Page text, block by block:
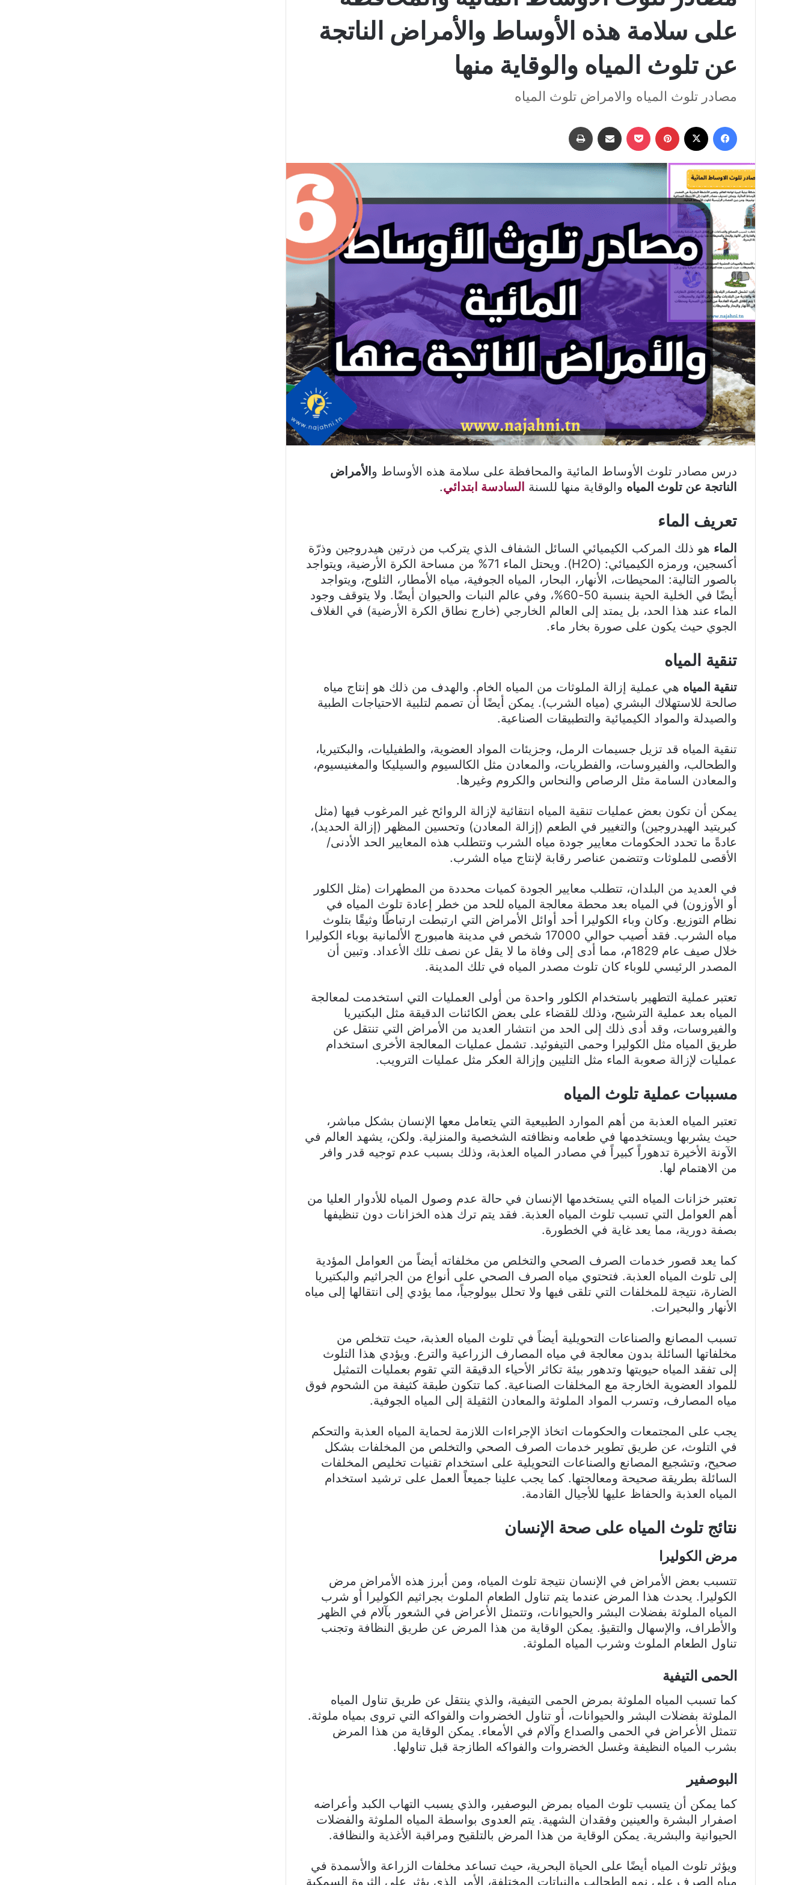
على سلامة هذه الأوساط والأمراض الناتجة
عن تلوث المياه والوقاية منها
مصادر تلوث المياه والامراض تلوث المياه
فيسبوك بينتيريست ‫Pocket مشاركة عبر البريد
درس مصادر تلوث الأوساط المائية والمحافظة على سلامة هذه الأوساط و الأمراض
الناتجة عن تلوث المياه والوقاية منها للسنة السادسة ابتدائي.
تعريف الماء
الماء هو ذلك المركب الكيميائي السائل الشفاف الذي يتركب من ذرتين هيدروجين وذرّة
أكسجين، ورمزه الكيميائي: (H2O). ويحتل الماء 71% من مساحة الكرة الأرضية، ويتواجد
بالصور التالية: المحيطات، الأنهار، البحار، المياه الجوفية، مياه الأمطار، الثلوج، ويتواجد
أيضًا في الخلية الحية بنسبة 50-60%، وفي عالم النبات والحيوان أيضًا. ولا يتوقف وجود
الماء عند هذا الحد، بل يمتد إلى العالم الخارجي (خارج نطاق الكرة الأرضية) في الغلاف
الجوي حيث يكون على صورة بخار ماء.
تنقية المياه
تنقية المياه هي عملية إزالة الملوثات من المياه الخام. والهدف من ذلك هو إنتاج مياه
صالحة للاستهلاك البشري (مياه الشرب). يمكن أيضًا أن تصمم لتلبية الاحتياجات الطبية
والصيدلة والمواد الكيميائية والتطبيقات الصناعية.
تنقية المياه قد تزيل جسيمات الرمل، وجزيئات المواد العضوية، والطفيليات، والبكتيريا،
والطحالب، والفيروسات، والفطريات، والمعادن مثل الكالسيوم والسيليكا والمغنيسيوم،
والمعادن السامة مثل الرصاص والنحاس والكروم وغيرها.
يمكن أن تكون بعض عمليات تنقية المياه انتقائية لإزالة الروائح غير المرغوب فيها (مثل
كبريتيد الهيدروجين) والتغيير في الطعم (إزالة المعادن) وتحسين المظهر (إزالة الحديد)،
عادةً ما تحدد الحكومات معايير جودة مياه الشرب وتتطلب هذه المعايير الحد الأدنى/
الأقصى للملوثات وتتضمن عناصر رقابة لإنتاج مياه الشرب.
في العديد من البلدان، تتطلب معايير الجودة كميات محددة من المطهرات (مثل الكلور
أو الأوزون) في المياه بعد محطة معالجة المياه للحد من خطر إعادة تلوث المياه في
نظام التوزيع. وكان وباء الكوليرا أحد أوائل الأمراض التي ارتبطت ارتباطًا وثيقًا بتلوث
مياه الشرب. فقد أصيب حوالي 17000 شخص في مدينة هامبورج الألمانية بوباء الكوليرا
خلال صيف عام 1829م، مما أدى إلى وفاة ما لا يقل عن نصف تلك الأعداد. وتبين أن
المصدر الرئيسي للوباء كان تلوث مصدر المياه في تلك المدينة.
تعتبر عملية التطهير باستخدام الكلور واحدة من أولى العمليات التي استخدمت لمعالجة
المياه بعد عملية الترشيح، وذلك للقضاء على بعض الكائنات الدقيقة مثل البكتيريا
والفيروسات، وقد أدى ذلك إلى الحد من انتشار العديد من الأمراض التي تنتقل عن
طريق المياه مثل الكوليرا وحمى التيفوئيد. تشمل عمليات المعالجة الأخرى استخدام
عمليات لإزالة صعوبة الماء مثل التليين وإزالة العكر مثل عمليات الترويب.
مسببات عملية تلوث المياه
تعتبر المياه العذبة من أهم الموارد الطبيعية التي يتعامل معها الإنسان بشكل مباشر،
حيث يشربها ويستخدمها في طعامه ونظافته الشخصية والمنزلية. ولكن، يشهد العالم في
الآونة الأخيرة تدهوراً كبيراً في مصادر المياه العذبة، وذلك بسبب عدم توجيه قدر وافر
من الاهتمام لها.
تعتبر خزانات المياه التي يستخدمها الإنسان في حالة عدم وصول المياه للأدوار العليا من
أهم العوامل التي تسبب تلوث المياه العذبة. فقد يتم ترك هذه الخزانات دون تنظيفها
بصفة دورية، مما يعد غاية في الخطورة.
كما يعد قصور خدمات الصرف الصحي والتخلص من مخلفاته أيضاً من العوامل المؤدية
إلى تلوث المياه العذبة. فتحتوي مياه الصرف الصحي على أنواع من الجراثيم والبكتيريا
الضارة، نتيجة للمخلفات التي تلقى فيها ولا تحلل بيولوجياً، مما يؤدي إلى انتقالها إلى مياه
الأنهار والبحيرات.
تسبب المصانع والصناعات التحويلية أيضاً في تلوث المياه العذبة، حيث تتخلص من
مخلفاتها السائلة بدون معالجة في مياه المصارف الزراعية والترع. ويؤدي هذا التلوث
إلى تفقد المياه حيويتها وتدهور بيئة تكاثر الأحياء الدقيقة التي تقوم بعمليات التمثيل
للمواد العضوية الخارجة مع المخلفات الصناعية. كما تتكون طبقة كثيفة من الشحوم فوق
مياه المصارف، وتسرب المواد الملوثة والمعادن الثقيلة إلى المياه الجوفية.
يجب على المجتمعات والحكومات اتخاذ الإجراءات اللازمة لحماية المياه العذبة والتحكم
في التلوث، عن طريق تطوير خدمات الصرف الصحي والتخلص من المخلفات بشكل
صحيح، وتشجيع المصانع والصناعات التحويلية على استخدام تقنيات تخليص المخلفات
السائلة بطريقة صحيحة ومعالجتها. كما يجب علينا جميعاً العمل على ترشيد استخدام
المياه العذبة والحفاظ عليها للأجيال القادمة.
نتائج تلوث المياه على صحة الإنسان
مرض الكوليرا
تتسبب بعض الأمراض في الإنسان نتيجة تلوث المياه، ومن أبرز هذه الأمراض مرض
الكوليرا. يحدث هذا المرض عندما يتم تناول الطعام الملوث بجراثيم الكوليرا أو شرب
المياه الملوثة بفضلات البشر والحيوانات، وتتمثل الأعراض في الشعور بآلام في الظهر
والأطراف، والإسهال والتقيؤ. يمكن الوقاية من هذا المرض عن طريق النظافة وتجنب
تناول الطعام الملوث وشرب المياه الملوثة.
الحمى التيفية
كما تسبب المياه الملوثة بمرض الحمى التيفية، والذي ينتقل عن طريق تناول المياه
الملوثة بفضلات البشر والحيوانات، أو تناول الخضروات والفواكه التي تروى بمياه ملوثة.
تتمثل الأعراض في الحمى والصداع وآلام في الأمعاء. يمكن الوقاية من هذا المرض
بشرب المياه النظيفة وغسل الخضروات والفواكه الطازجة قبل تناولها.
البوصفير
كما يمكن أن يتسبب تلوث المياه بمرض البوصفير، والذي يسبب التهاب الكبد وأعراضه
اصفرار البشرة والعينين وفقدان الشهية. يتم العدوى بواسطة المياه الملوثة والفضلات
الحيوانية والبشرية. يمكن الوقاية من هذا المرض بالتلقيح ومراقبة الأغذية والنظافة.
ويؤثر تلوث المياه أيضًا على الحياة البحرية، حيث تساعد مخلفات الزراعة والأسمدة في
مياه الصرف على نمو الطحالب والنباتات المختلفة، الأمر الذي يؤثر على الثروة السمكية